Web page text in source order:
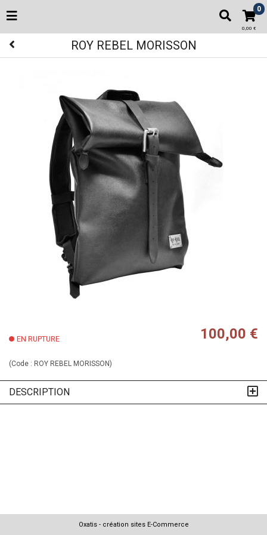
0
0,00 €
ROY REBEL MORISSON
EN RUPTURE 100,00 €
(Code : ROY REBEL MORISSON)
DESCRIPTION
Oxatis - création sites E-Commerce